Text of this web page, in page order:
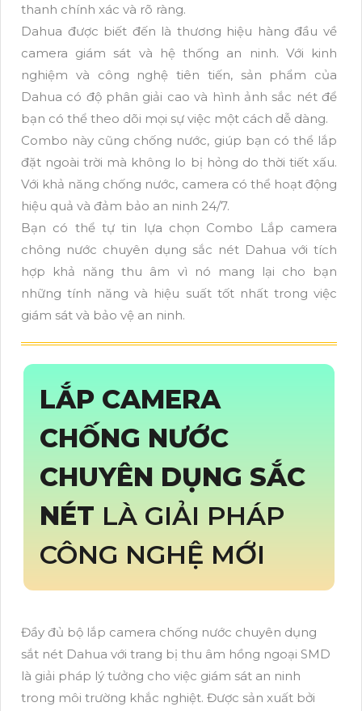
thanh chính xác và rõ ràng.
Dahua được biết đến là thương hiệu hàng đầu về
camera giám sát và hệ thống an ninh. Với kinh
nghiệm và công nghệ tiên tiến, sản phẩm của
Dahua có độ phân giải cao và hình ảnh sắc nét để
bạn có thể theo dõi mọi sự việc một cách dễ dàng.
Combo này cũng chống nước, giúp bạn có thể lắp
đặt ngoài trời mà không lo bị hỏng do thời tiết xấu.
Với khả năng chống nước, camera có thể hoạt động
hiệu quả và đảm bảo an ninh 24/7.
Bạn có thể tự tin lựa chọn Combo Lắp camera
chông nước chuyên dụng sắc nét Dahua với tích
hợp khả năng thu âm vì nó mang lại cho bạn
những tính năng và hiệu suất tốt nhất trong việc
giám sát và bảo vệ an ninh.
LẮP CAMERA
CHỐNG NƯỚC
CHUYÊN DỤNG SẮC
NÉT LÀ GIẢI PHÁP
CÔNG NGHỆ MỚI
Đầy đủ bộ lắp camera chống nước chuyên dụng
sắt nét Dahua với trang bị thu âm hồng ngoại SMD
là giải pháp lý tưởng cho việc giám sát an ninh
trong môi trường khắc nghiệt. Được sản xuất bởi